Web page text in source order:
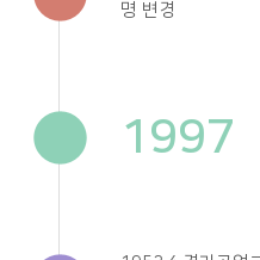
명 변경
1997